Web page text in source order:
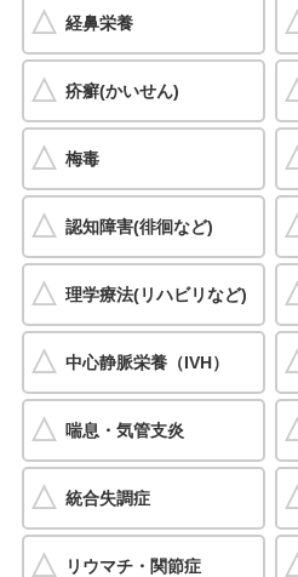
経鼻栄養
疥癬(かいせん)
梅毒
認知障害(徘徊など)
理学療法(リハビリなど)
中心静脈栄養（IVH）
喘息・気管支炎
統合失調症
リウマチ・関節症